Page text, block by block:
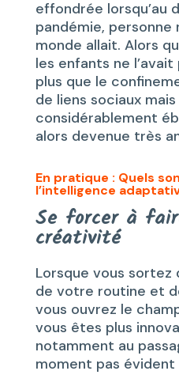
effondrée lorsqu’au
pandémie, personne
monde allait. Alors
les enfants ne
plus que le
de liens sociaux
considérablement
alors devenue très
En pratique : Quels
l’intelligence
Se forcer à
créativité
Lorsque vous
de votre routine et
vous ouvrez le
vous êtes plus
notamment au
moment pas